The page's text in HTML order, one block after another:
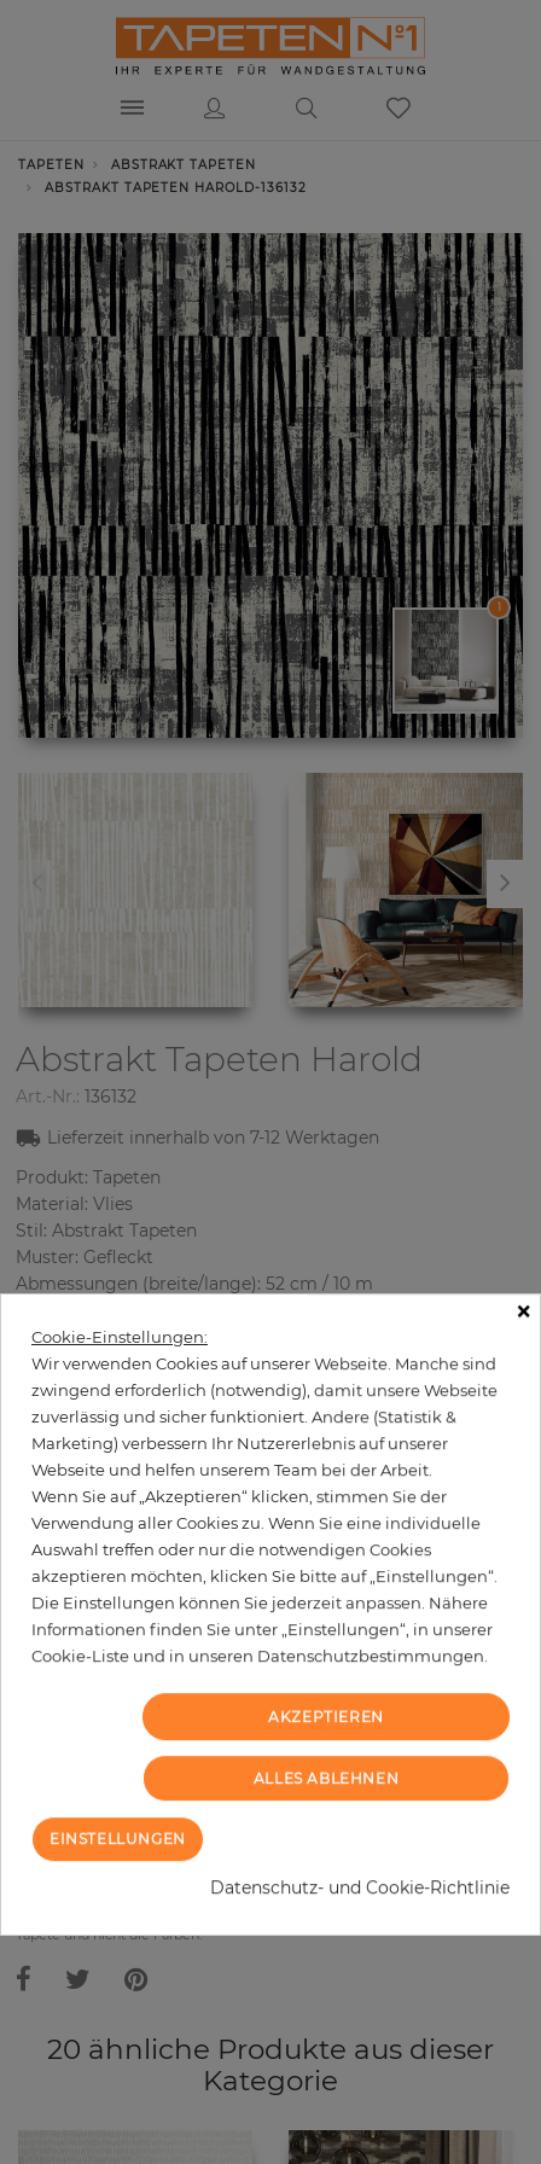
TAPETEN
ABSTRAKT TAPETEN
ABSTRAKT TAPETEN HAROLD-136132
1
Abstrakt Tapeten Harold
Art.-Nr.: 136132
Lieferzeit innerhalb von7-12 Werktagen
Produkt: Tapeten
Material: Vlies
Stil: Abstrakt Tapete‎n
Muster: Gefleckt
Abmessungen (breite/lange): 52 cm / 10 m
Verwendung: Büro, Schlafzimmer, Wohnzimmer
Farbe: Grau
Musterfarbe: Schwarz
89,50 € per Rolle
Inkl. 19% MwSt. zzgl. Versand
Grundpreis pro m² - 17,21 €
Wird Kleister benötigt?
+
IN DEN WARENKORB
MUSTER BESTELLEN
Bitte bedenken Sie, dass es aufgrund unterschiedlicher
Bildschirmeinstellungen zu Abweichungen vom Originalfarbton leicht
Tapete und nicht die Farben.
20 ähnliche Produkte aus dieser
Kategorie
×
Cookie-Einstellungen:
Wir verwenden Cookies auf unserer Webseite. Manche sind
zwingend erforderlich (notwendig), damit unsere Webseite
zuverlässig und sicher funktioniert. Andere (Statistik &
Marketing) verbessern Ihr Nutzererlebnis auf unserer
Webseite und helfen unserem Team bei der Arbeit.
Wenn Sie auf „Akzeptieren“ klicken, stimmen Sie der
Verwendung aller Cookies zu. Wenn Sie eine individuelle
Auswahl treffen oder nur die notwendigen Cookies
akzeptieren möchten, klicken Sie bitte auf „Einstellungen“.
Die Einstellungen können Sie jederzeit anpassen. Nähere
Informationen finden Sie unter „Einstellungen“, in unserer
Cookie-Liste und in unseren Datenschutzbestimmungen.
AKZEPTIEREN
ALLES ABLEHNEN
EINSTELLUNGEN
Datenschutz- und Cookie-Richtlinie